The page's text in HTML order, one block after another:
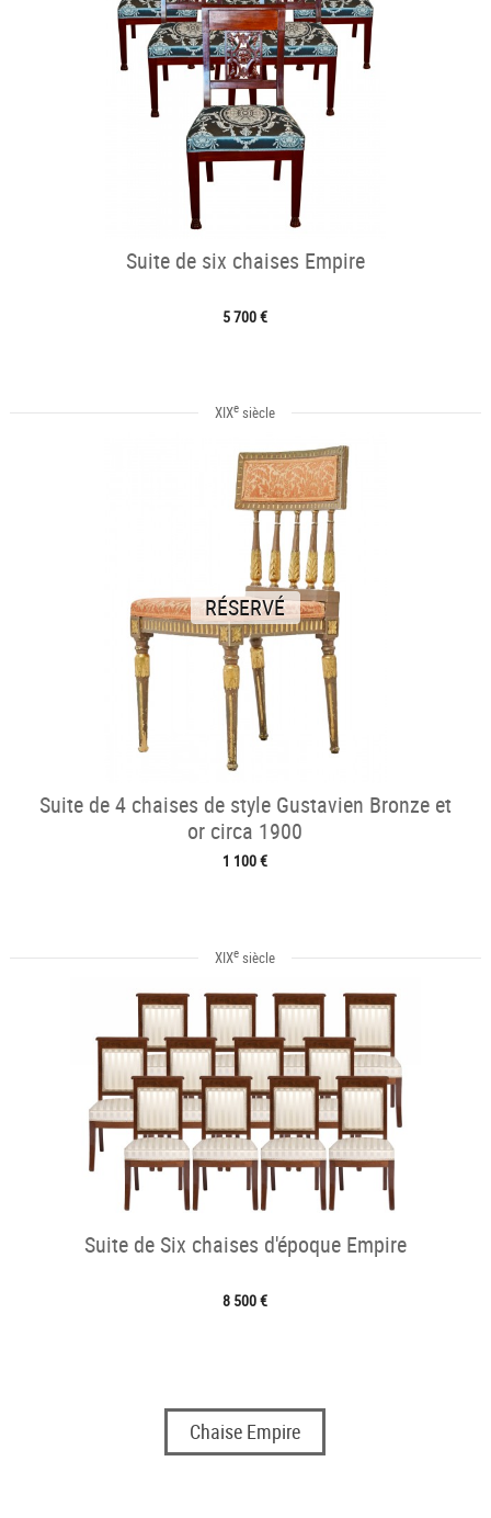
Suite de six chaises Empire
5 700 €
XIXe siècle
RÉSERVÉ
Suite de 4 chaises de style Gustavien Bronze et
or circa 1900
1 100 €
XIXe siècle
Suite de Six chaises d'époque Empire
8 500 €
Chaise Empire